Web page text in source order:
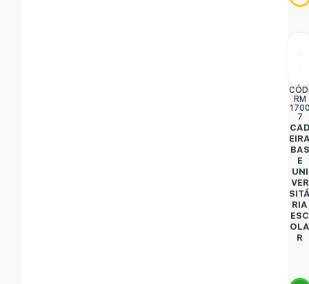
RM
7
BAS
E
UNI
VER
RIA
ESC
R